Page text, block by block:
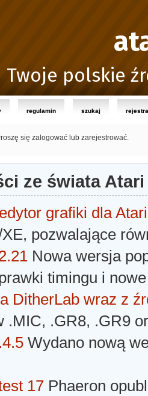
Twoje polskie
regulamin szukaj
się zalogować lub zarejestrować.
ze świata Atari
grafiki dla Atari
pozwalające
Nowa wersja
timingu i
DitherLab wraz z
.MIC, .GR8, .GR9
Wydano nową
17 Phaeron